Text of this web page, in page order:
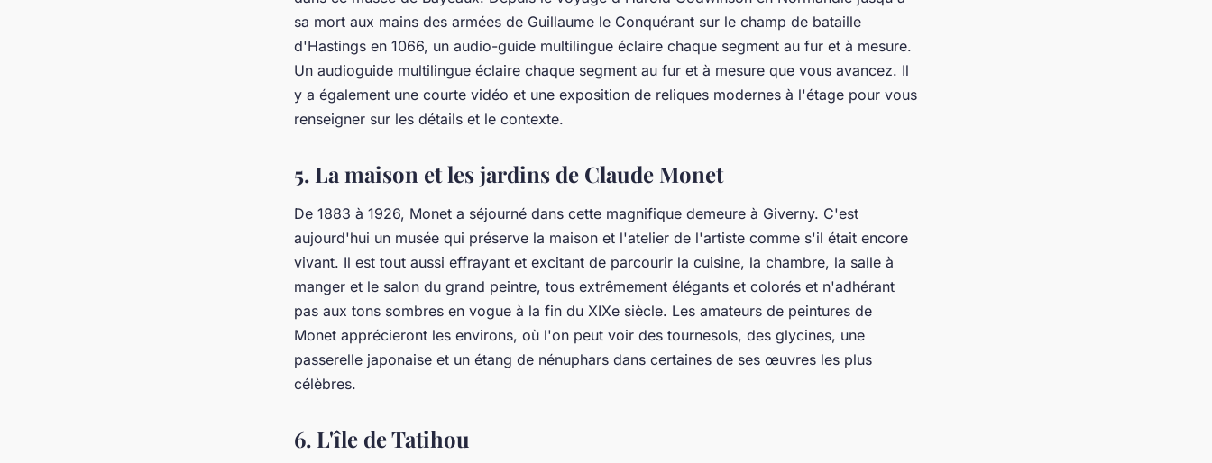
sa mort aux mains des armées de Guillaume le Conquérant sur le champ de bataille
d'Hastings en 1066, un audio-guide multilingue éclaire chaque segment au fur et à mesure.
Un audioguide multilingue éclaire chaque segment au fur et à mesure que vous avancez. Il
y a également une courte vidéo et une exposition de reliques modernes à l'étage pour vous
renseigner sur les détails et le contexte.
5. La maison et les jardins de Claude Monet
De 1883 à 1926, Monet a séjourné dans cette magnifique demeure à Giverny. C'est
aujourd'hui un musée qui préserve la maison et l'atelier de l'artiste comme s'il était encore
vivant. Il est tout aussi effrayant et excitant de parcourir la cuisine, la chambre, la salle à
manger et le salon du grand peintre, tous extrêmement élégants et colorés et n'adhérant
pas aux tons sombres en vogue à la fin du XIXe siècle. Les amateurs de peintures de
Monet apprécieront les environs, où l'on peut voir des tournesols, des glycines, une
passerelle japonaise et un étang de nénuphars dans certaines de ses œuvres les plus
célèbres.
6. L'île de Tatihou